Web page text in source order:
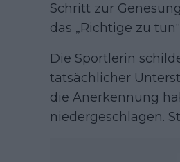
Schritt zur
das „Richtige zu
Die Sportlerin
tatsächlicher
die Anerkennung
niedergeschlagen.